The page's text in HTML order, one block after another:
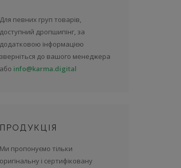
Для певних груп товарів,
доступний дропшипінг, за
додатковою інформацією
зверніться до вашого менеджера
або info@karma.digital
ПРОДУКЦІЯ
Ми пропонуємо тільки
оригінальну і сертифіковану